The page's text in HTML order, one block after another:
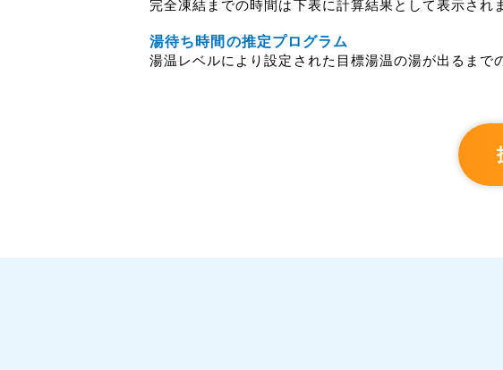
完全凍結までの時間は下表に計算結果として表示され
湯待ち時間の推定プログラム
湯温レベルにより設定された目標湯温の湯が出るまで